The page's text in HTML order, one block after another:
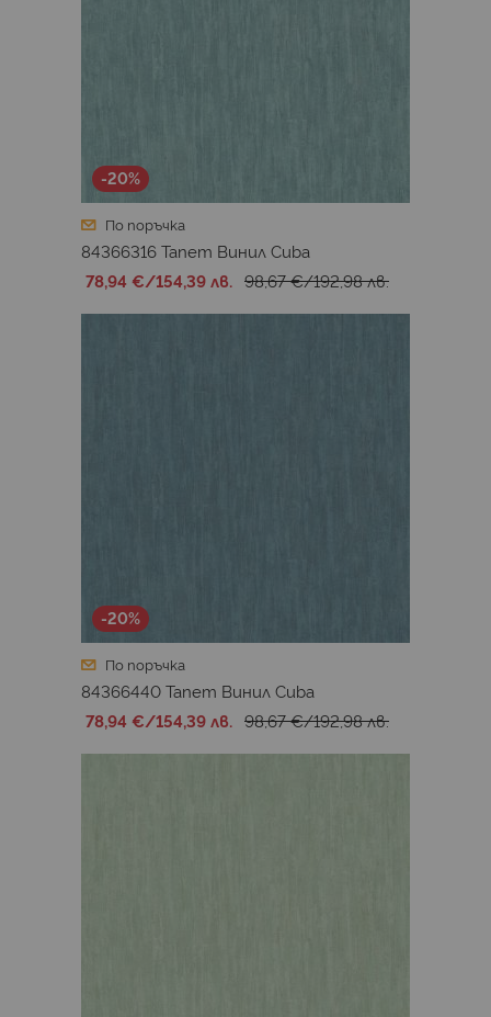
-20%
По поръчка
84366316 Тапет Винил Cuba
78,94 €/154,39 лв. 98,67 €/192,98 лв.
-20%
По поръчка
84366440 Тапет Винил Cuba
78,94 €/154,39 лв. 98,67 €/192,98 лв.